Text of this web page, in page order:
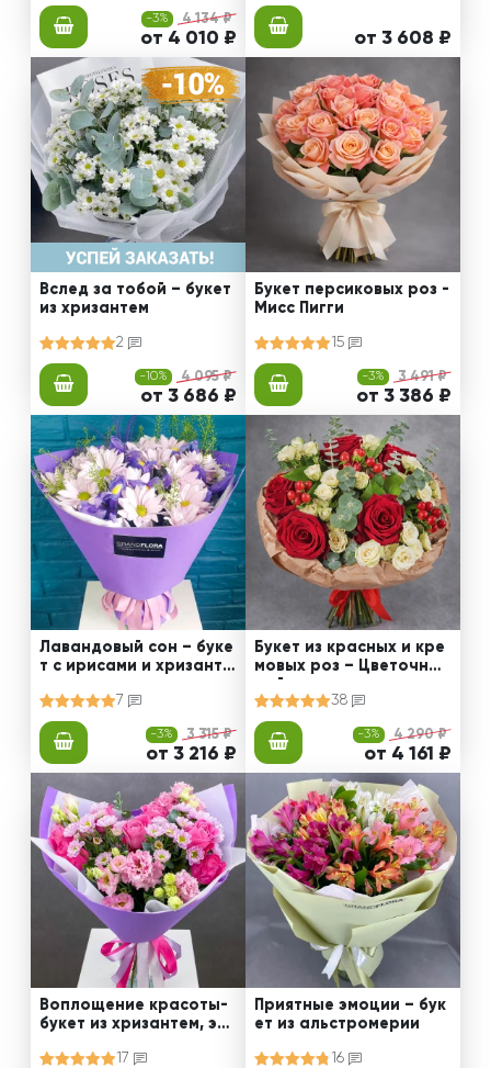
-3% 4 134 ₽
от 4 010 ₽ от 3 608 ₽
Вслед за тобой – букет
из хризантем
2
-10% 4 095 ₽
от 3 686 ₽
Букет персиковых роз -
Мисс Пигги
15
-3% 3 491 ₽
от 3 386 ₽
Лавандовый сон – буке
т с ирисами и хризанте
7
-3% 3 315 ₽
от 3 216 ₽
Букет из красных и кре
мовых роз – Цветочный
38
-3% 4 290 ₽
от 4 161 ₽
Воплощение красоты-
букет из хризантем, эус
17
Приятные эмоции – бук
ет из альстромерии
16